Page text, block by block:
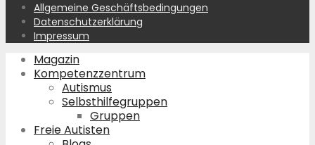
Allgemeine Geschäftsbedingungen
Datenschutzerklärung
Impressum
Magazin
Kompetenzzentrum
Autismus
Selbsthilfegruppen
Gruppen
Freie Autisten